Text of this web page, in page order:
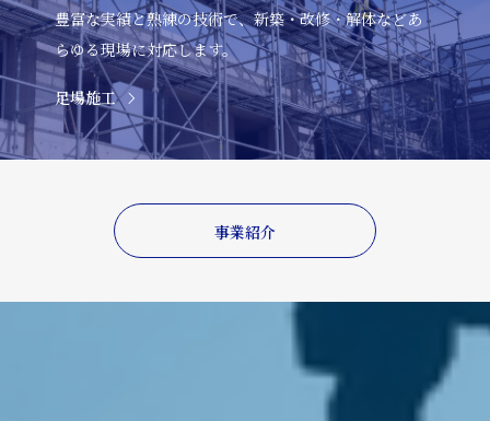
豊富な実績と熟練の技術で、新築・改修・解体などあ
らゆる現場に対応します。
足場施工
事業紹介